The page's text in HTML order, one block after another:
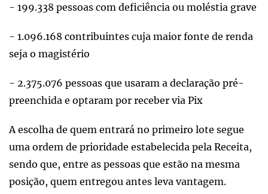
- 199.338 pessoas com deficiência ou moléstia grave
- 1.096.168 contribuintes cuja maior fonte de renda
seja o magistério
- 2.375.076 pessoas que usaram a declaração pré-
preenchida e optaram por receber via Pix
A escolha de quem entrará no primeiro lote segue
uma ordem de prioridade estabelecida pela Receita,
sendo que, entre as pessoas que estão na mesma
posição, quem entregou antes leva vantagem.